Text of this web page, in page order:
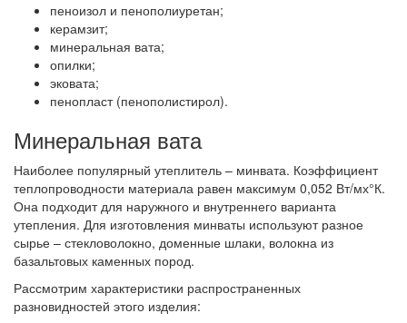
пеноизол и пенополиуретан;
керамзит;
минеральная вата;
опилки;
эковата;
пенопласт (пенополистирол).
Минеральная вата
Наиболее популярный утеплитель – минвата. Коэффициент
теплопроводности материала равен максимум 0,052 Вт/мх°К.
Она подходит для наружного и внутреннего варианта
утепления. Для изготовления минваты используют разное
сырье – стекловолокно, доменные шлаки, волокна из
базальтовых каменных пород.
Рассмотрим характеристики распространенных
разновидностей этого изделия: